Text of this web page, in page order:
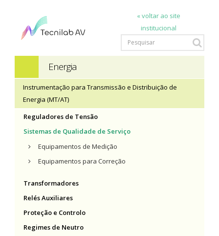
« voltar ao site
institucional
Energia
Instrumentação para Transmissão e Distribuição de
Energia (MT/AT)
Reguladores de Tensão
Sistemas de Qualidade de Serviço
Equipamentos de Medição
Equipamentos para Correção
Transformadores
Relés Auxiliares
Proteção e Controlo
Regimes de Neutro